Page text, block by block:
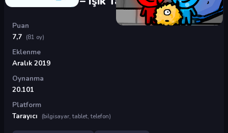
Puan
7,7 (81 oy)
Eklenme
Aralık 2019
Oynanma
20.101
Platform
Tarayıcı
(bilgisayar, tablet, telefon)